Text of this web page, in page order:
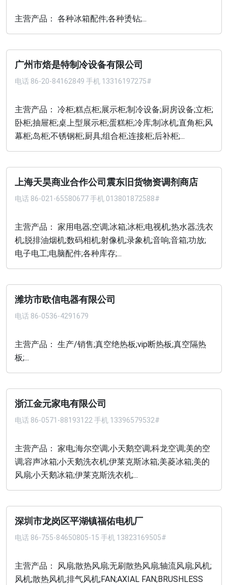
主营产品： 各种冰箱配件;各种烫钻;...
广州市焙是特制冷设备有限公司
电话 86-20-84162849 手机 13316197275#
主营产品： 冷柜;糕点柜;展示柜;制冷设备;厨房设备;立柜;
卧柜;抽屉柜;桌上型展示柜;蛋糕柜;冷库;制冰机;直角柜;风
幕柜;岛柜;不锈钢柜;厨具;组合柜;连接柜;后补柜;...
上海天昊商业合作公司震东旧货物资调剂商店
电话 86-021-65580677 手机 013801872588#
主营产品： 家用电器;空调;冰箱;冰柜;电视机;热水器;洗衣
机;脱排油烟机;数码相机;射像机;录象机;音响;音箱;功放;
电子电工;电脑配件;各种库存;...
潍坊市欧信电器有限公司
电话 86-0536-4291679
主营产品： 生产/销售;真空绝热板;vip断热板;真空隔热
板;...
浙江金元家电有限公司
电话 86-0571-88193122 手机 13396579532#
主营产品： 家电;海尔空调;小天鹅空调;科龙空调;美的空
调;容声冰箱;小天鹅洗衣机;伊莱克斯冰箱;美菱冰箱;美的
风扇;小天鹅冰箱;伊莱克斯洗衣机;...
深圳市龙岗区平湖镇福佑电机厂
电话 86-755-84650805-15 手机 13823169505#
主营产品： 风扇;散热风扇;无刷散热风扇;轴流风扇;风机;
风机;散热风机;排气风机;FAN;AXIAL FAN;BRUSHLESS